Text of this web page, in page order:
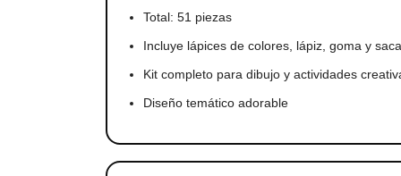
Total: 51 piezas
Incluye lápices de colores, lápiz, goma y
Kit completo para dibujo y actividades
Diseño temático adorable